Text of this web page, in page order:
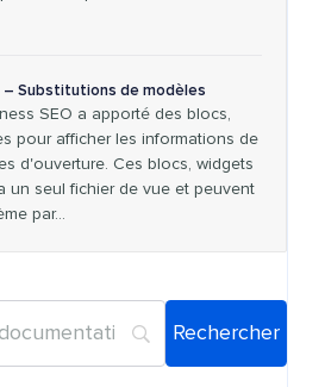
– Substitutions de modèles
SEO a apporté des blocs,
pour afficher les informations de
d'ouverture. Ces blocs, widgets
un seul fichier de vue et peuvent
par…